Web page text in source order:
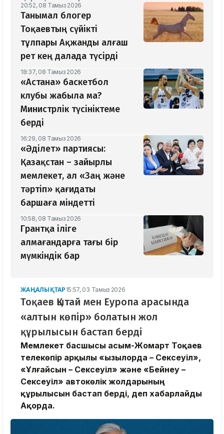
20:52, 08 Тамыз 2026
Танымал блогер
Тоқаевтың сүйікті
тұлпары Ақжанды алғаш
рет кең далада түсірді
18:37, 08 Тамыз 2026
«Астана» баскетбол
клубы жабыла ма?
Министрлік түсініктеме
берді
16:29, 08 Тамыз 2026
«Әділет» партиясы:
Қазақстан – зайырлы
мемлекет, ал «Заң және
тәртіп» қағидаты
баршаға міндетті
10:58, 08 Тамыз 2026
Грантқа іліге
алмағандарға тағы бір
мүмкіндік бар
ЖАҢАЛЫҚТАР 15:57, 03 Тамыз 2026
Тоқаев Қытай мен Еуропа арасында
«алтын көпір» болатын жол
құрылысын бастап берді
Мемлекет басшысы Қасым-Жомарт Тоқаев
телекөпір арқылы «Қызылорда – Сексеуіл»,
«Ұлғайсын – Сексеуіл» және «Бейнеу –
Сексеуіл» автокөлік жолдарының
құрылысын бастап берді, деп хабарлайды
Ақорда.